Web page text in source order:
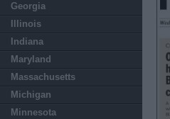
Georgia
Illinois
Indiana
Maryland
Massachusetts
Michigan
Minnesota